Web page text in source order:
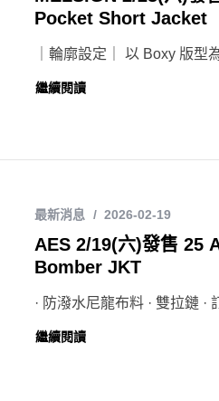
Pocket Short Jacket
｜輪廓設定｜ 以 Boxy 版
繼續閱讀
最新消息 2026-02-19
AES 2/19(六)發售 25
Bomber JKT
· 防潑水尼龍布料 · 雙拉鏈 ·
繼續閱讀